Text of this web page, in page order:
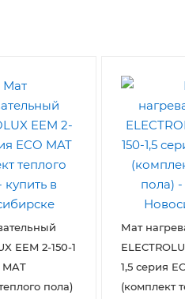
EEM 2-150-1
MAT
пола)
Мат
1,5 серия
(комплект